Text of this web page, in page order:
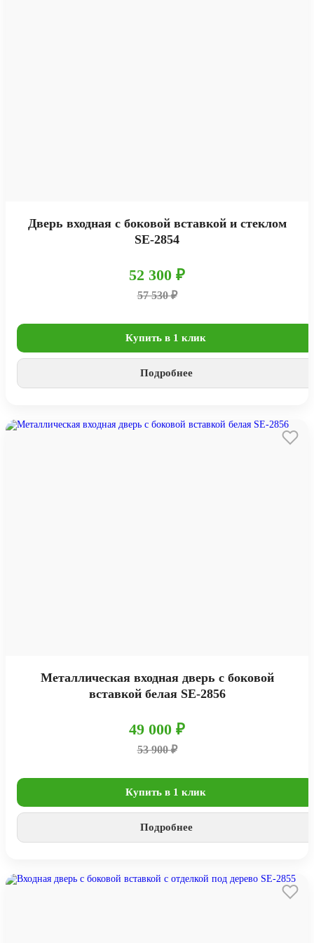
Дверь входная с боковой вставкой и стеклом
SE-2854
52 300 ₽
57 530 ₽
Купить в 1 клик
Подробнее
Металлическая входная дверь с боковой
вставкой белая SE-2856
49 000 ₽
53 900 ₽
Купить в 1 клик
Подробнее